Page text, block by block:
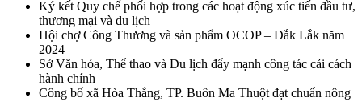
Ký kết Quy chế phối hợp trong các hoạt động xúc tiến đầu tư,
thương mại và du lịch
Hội chợ Công Thương và sản phẩm OCOP – Đắk Lắk năm
2024
Sở Văn hóa, Thể thao và Du lịch đẩy mạnh công tác cải cách
hành chính
Công bố xã Hòa Thắng, TP. Buôn Ma Thuột đạt chuẩn nông